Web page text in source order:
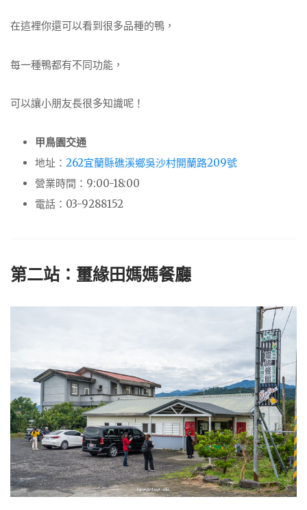
在這裡你還可以看到很多品種的鴨，
每一種鴨都有不同功能，
可以讓小朋友長很多知識呢！
甲鳥園交通
地址： 262宜蘭縣礁溪鄉吳沙村開蘭路209號
營業時間：9:00-18:00
電話：03-9288152
第二站：璽緣田媽媽餐廳